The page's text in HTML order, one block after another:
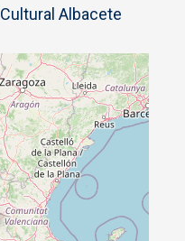
Cultural Albacete